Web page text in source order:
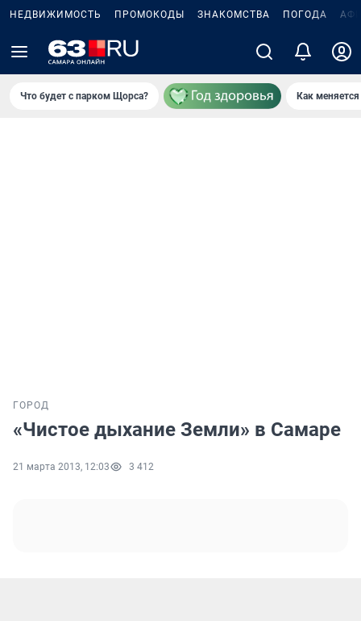
НЕДВИЖИМОСТЬ ПРОМОКОДЫ ЗНАКОМСТВА ПОГОДА
Что будет с парком Щорса? Как
ГОРОД
«Чистое дыхание Земли» в Самаре
21 марта 2013, 12:03 3 412